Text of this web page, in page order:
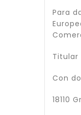
Para
Titular
Con
18110